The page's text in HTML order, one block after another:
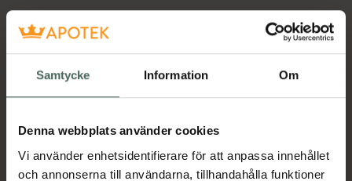
Samtycke Information Om
Denna webbplats använder cookies
Vi använder enhetsidentifierare för att anpassa innehållet
och annonserna till användarna, tillhandahålla funktioner